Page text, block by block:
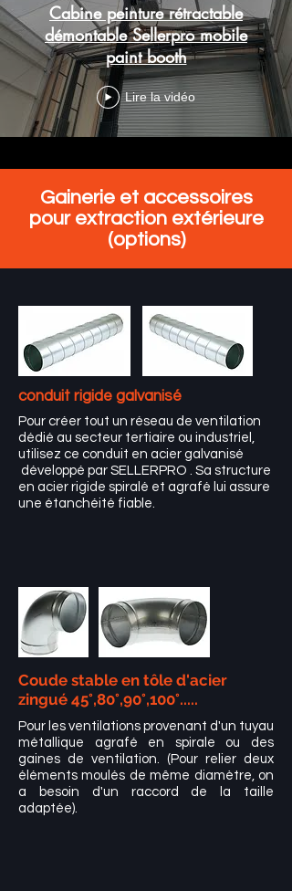
Cabine peinture rétractable
démontable Sellerpro mobile
paint booth
Lire la vidéo
Gainerie et accessoires
pour extraction extérieure
(options)
conduit rigide galvanisé
Pour créer tout un réseau de ventilation
dédié au secteur tertiaire ou industriel,
utilisez ce conduit en acier galvanisé
développé par SELLERPRO . Sa structure
en acier rigide spiralé et agrafé lui assure
une étanchéité fiable.
Coude stable en tôle d'acier
zingué 45°,80°,90°,100°.....
Pour les ventilations provenant d'un tuyau
métallique agrafé en spirale ou des
gaines de ventilation. (Pour relier deux
éléments moulés de même diamètre, on
a besoin d'un raccord de la taille
adaptée).